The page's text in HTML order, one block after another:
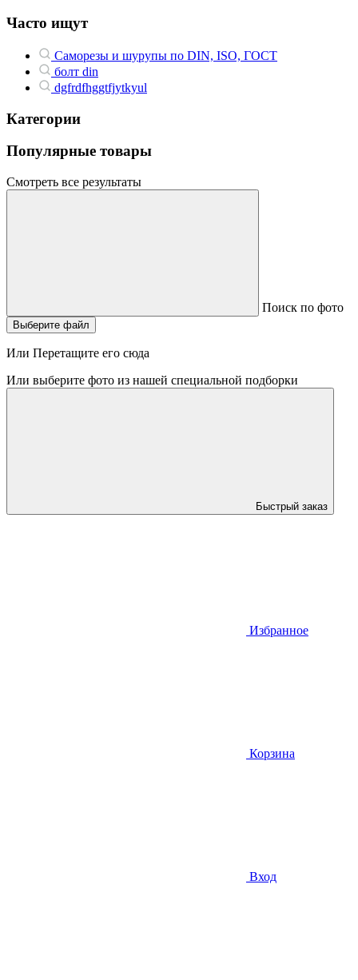
Часто ищут
Саморезы и шурупы по DIN, ISO, ГОСТ
болт din
dgfrdfhggtfjytkyul
Категории
Популярные товары
Смотреть все результаты
Поиск по фото
Выберите файл
Или Перетащите его сюда
Или выберите фото из нашей специальной подборки
Быстрый заказ
Избранное
Корзина
Вход